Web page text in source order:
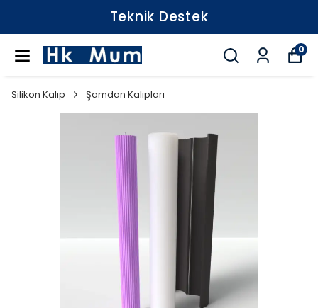
Teknik Destek
0
Silikon Kalıp Şamdan Kalıpları